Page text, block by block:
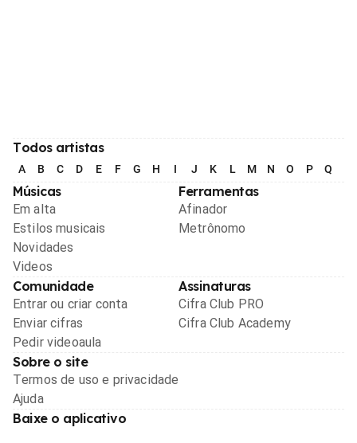
Todos artistas
A B C D E F G H I J K L M N O P Q
Músicas
Em alta
Estilos musicais
Novidades
Videos
Ferramentas
Afinador
Metrônomo
Comunidade
Entrar ou criar conta
Enviar cifras
Pedir videoaula
Assinaturas
Cifra Club PRO
Cifra Club Academy
Sobre o site
Termos de uso e privacidade
Ajuda
Baixe o aplicativo